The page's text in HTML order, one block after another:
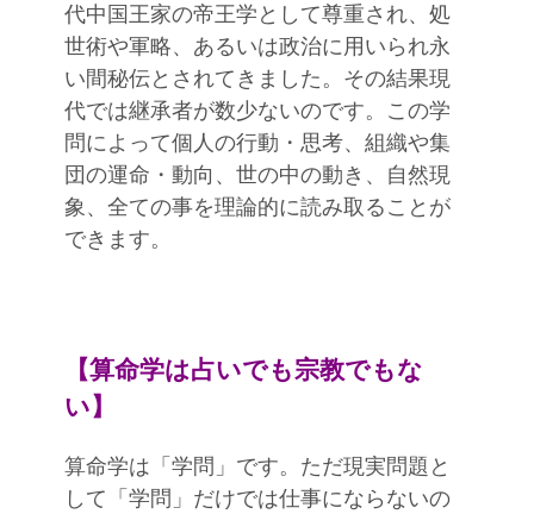
代中国王家の帝王学として尊重され、処
世術や軍略、あるいは政治に用いられ永
い間秘伝とされてきました。その結果現
代では継承者が数少ないのです。この学
問によって個人の行動・思考、組織や集
団の運命・動向、世の中の動き、自然現
象、全ての事を理論的に読み取ることが
できます。
【算命学は占いでも宗教でもな
い】
算命学は「学問」です。ただ現実問題と
して「学問」だけでは仕事にならないの